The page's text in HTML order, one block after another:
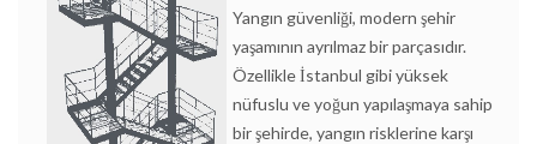
Yangın güvenliği, modern şehir
yaşamının ayrılmaz bir parçasıdır.
Özellikle İstanbul gibi yüksek
nüfuslu ve yoğun yapılaşmaya sahip
bir şehirde, yangın risklerine karşı